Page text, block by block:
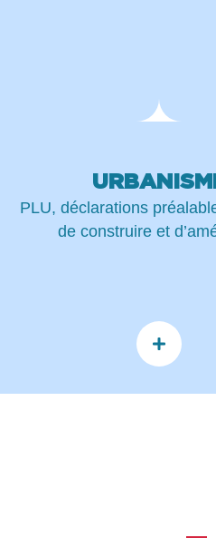
PLU, déclarations
de construire et